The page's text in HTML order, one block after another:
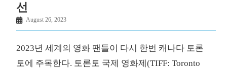
선
August 26, 2023
2023년 세계의 영화 팬들이 다시 한번 캐나다 토론
토에 주목한다. 토론토 국제 영화제(TIFF: Toronto